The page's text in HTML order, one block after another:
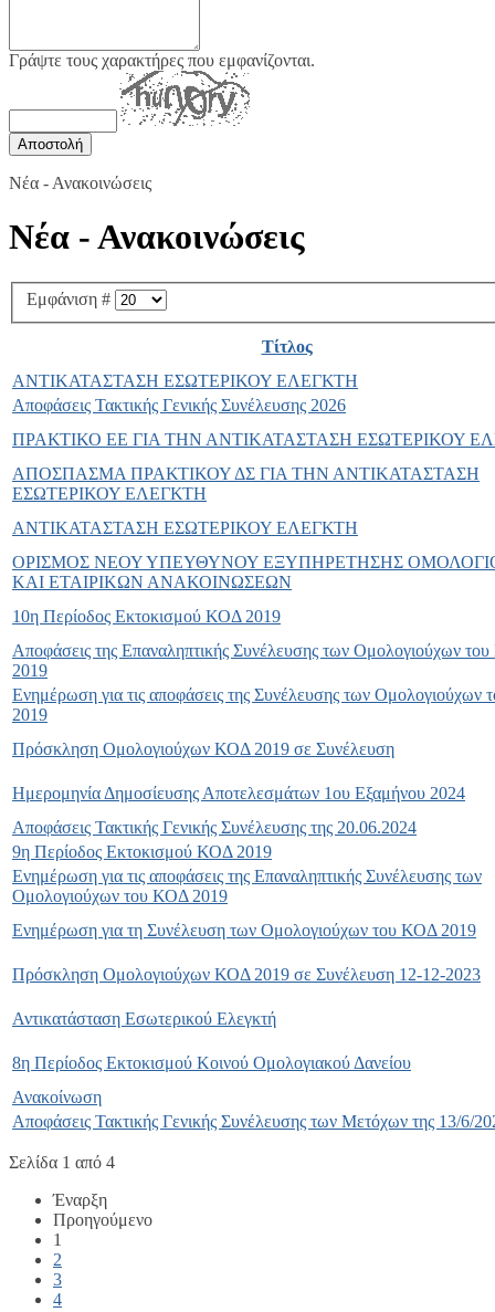
Γράψτε τους χαρακτήρες που εμφανίζονται.
Νέα - Ανακοινώσεις
Νέα - Ανακοινώσεις
Εμφάνιση #
Τίτλος
ΑΝΤΙΚΑΤΑΣΤΑΣΗ ΕΣΩΤΕΡΙΚΟΥ ΕΛΕΓΚΤΗ
Αποφάσεις Τακτικής Γενικής Συνέλευσης 2026
ΠΡΑΚΤΙΚΟ ΕΕ ΓΙΑ ΤΗΝ ΑΝΤΙΚΑΤΑΣΤΑΣΗ ΕΣΩΤΕΡΙΚΟΥ
ΑΠΟΣΠΑΣΜΑ ΠΡΑΚΤΙΚΟΥ ΔΣ ΓΙΑ ΤΗΝ ΑΝΤΙΚΑΤΑΣΤΑΣΗ
ΕΣΩΤΕΡΙΚΟΥ ΕΛΕΓΚΤΗ
ΑΝΤΙΚΑΤΑΣΤΑΣΗ ΕΣΩΤΕΡΙΚΟΥ ΕΛΕΓΚΤΗ
ΟΡΙΣΜΟΣ ΝΕΟΥ ΥΠΕΥΘΥΝΟΥ ΕΞΥΠΗΡΕΤΗΣΗΣ
ΚΑΙ ΕΤΑΙΡΙΚΩΝ ΑΝΑΚΟΙΝΩΣΕΩΝ
10η Περίοδος Εκτοκισμού ΚΟΔ 2019
Αποφάσεις της Επαναληπτικής Συνέλευσης των Ομολογιούχων
2019
Ενημέρωση για τις αποφάσεις της Συνέλευσης των
2019
Πρόσκληση Ομολογιούχων ΚΟΔ 2019 σε Συνέλευση
Ημερομηνία Δημοσίευσης Αποτελεσμάτων 1ου Εξαμήνου 2024
Αποφάσεις Τακτικής Γενικής Συνέλευσης της 20.06.2024
9η Περίοδος Εκτοκισμού ΚΟΔ 2019
Ενημέρωση για τις αποφάσεις της Επαναληπτικής Συνέλευσης των
Ομολογιούχων του ΚΟΔ 2019
Ενημέρωση για τη Συνέλευση των Ομολογιούχων του ΚΟΔ 2019
Πρόσκληση Ομολογιούχων ΚΟΔ 2019 σε Συνέλευση 12-12-2023
Αντικατάσταση Εσωτερικού Ελεγκτή
8η Περίοδος Εκτοκισμού Κοινού Ομολογιακού Δανείου
Ανακοίνωση
Αποφάσεις Τακτικής Γενικής Συνέλευσης των Μετόχων της 13/6/
Σελίδα 1 από 4
Έναρξη
Προηγούμενο
1
2
3
4